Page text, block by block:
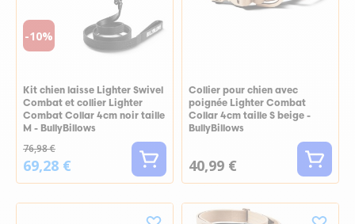
-10%
Kit chien laisse Lighter Swivel
Combat et collier Lighter
Combat Collar 4cm noir taille
M - BullyBillows
76,98 €
69,28 €
Collier pour chien avec
poignée Lighter Combat
Collar 4cm taille S beige -
BullyBillows
40,99 €